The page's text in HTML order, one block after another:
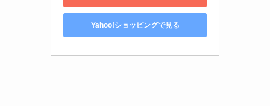
Yahoo!ショッピングで見る